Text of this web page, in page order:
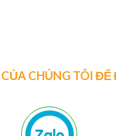
CHÚNG TÔI